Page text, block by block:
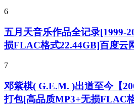
6
五月天音乐作品全记录[1999-
损FLAC格式22.44GB]百度云
7
邓紫棋( G.E.M. )出道至今【
打包[高品质MP3+无损FLAC